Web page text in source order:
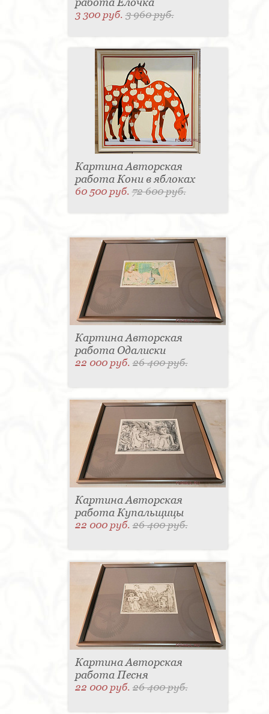
3 300 руб.3 960 руб.
Картина Авторская
работа Кони в яблоках
60 500 руб.72 600 руб.
Картина Авторская
работа Одалиски
22 000 руб.26 400 руб.
Картина Авторская
работа Купальщицы
22 000 руб.26 400 руб.
Картина Авторская
работа Песня
22 000 руб.26 400 руб.